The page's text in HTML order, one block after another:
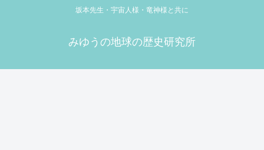
坂本先生・宇宙人様・竜神様と共に
みゆうの地球の歴史研究所